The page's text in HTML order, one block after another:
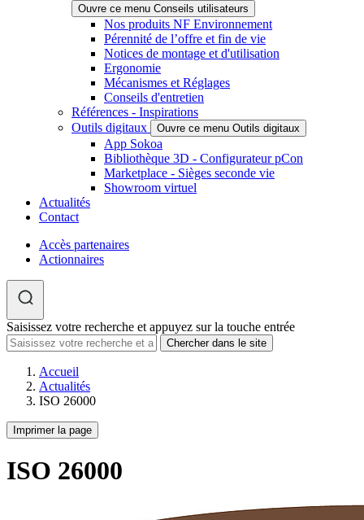
Ouvre ce menu Conseils utilisateurs
Nos produits NF Environnement
Pérennité de l’offre et fin de vie
Notices de montage et d'utilisation
Ergonomie
Mécanismes et Réglages
Conseils d'entretien
Références - Inspirations
Outils digitaux
Ouvre ce menu Outils digitaux
App Sokoa
Bibliothèque 3D - Configurateur pCon
Marketplace - Sièges seconde vie
Showroom virtuel
Actualités
Contact
Accès partenaires
Actionnaires
Saisissez votre recherche et appuyez sur la touche entrée
Accueil
Actualités
ISO 26000
Imprimer la page
ISO 26000